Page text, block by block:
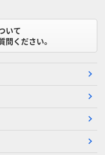
いて
問ください。